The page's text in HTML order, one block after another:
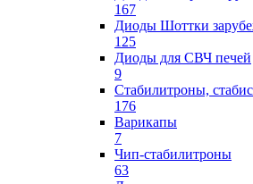
167
Диоды Шоттки
125
Диоды для СВЧ печей
9
Стабилитроны,
176
Варикапы
7
Чип-стабилитроны
63